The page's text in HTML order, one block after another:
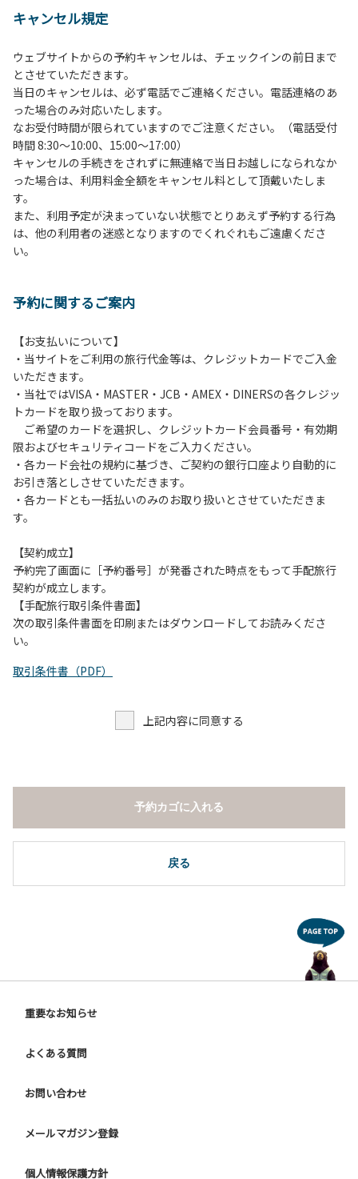
２、中学生以下だけでの利用はできません。高校生以上の方
３、テントサイト（多目的広場を含む。）の使用は、事前に
予約いただいた方のみで、連泊の方を除き、正午からです。
基本的に、テント1張りにつき1区画の予約をお願いします。
管理棟にてチェックインの手続きを行ってください。午後3
時前にお越しの方は、午後3時になりましたら管理棟にて手
続きを行ってください。午後5時過ぎにお越しの方は、翌朝
手続きを行ってください。
４、車両は、荷物の積み下ろし時以外は、駐車場にとめてく
ださい。
５、チェックアウトは、午前10時まで（日帰り使用の場合は
午後5時まで）です。チェックインの手続きを行っていない
方や使用人数が増えた場合は、必ず手続きを行ってくださ
ら午前10時までの間にゴミステーションに出してください。
は、お持ち帰りをお願いします。
【禁止事項】
カラオケ、発電機、地面での直火による焚き火、キャンプフ
ァイヤー、打ち上げ式花火、テントサウナの設置
【注意事項】
当キャンプ場のそばを流れる歴舟川は、上流で雨が降ると短
時間で増水し、川原で遊んでいると大変危険な状態になりや
すく、過去にも増水により人が流される事故が数件起きてい
（１）川原にテントやタープを張らない。
（２）雨が降ったときは川原で遊ばない。
（３）カムイコタン公園キャンプ場で雨が降らなくても、上
流で雨が降り急に増水することがあるので、水の濁りに注意
し、濁り始めたときには直ちに川原での遊びを中止する。
（４）キャンプ場の管理者や地元住民から川についての注意
キャンセル規定
ウェブサイトからの予約キャンセルは、チェックインの前日まで
とさせていただきます。
当日のキャンセルは、必ず電話でご連絡ください。電話連絡のあ
った場合のみ対応いたします。
なお受付時間が限られていますのでご注意ください。（電話受付
時間 8:30～10:00、15:00～17:00）
キャンセルの手続きをされずに無連絡で当日お越しになられなか
った場合は、利用料金全額をキャンセル料として頂戴いたしま
す。
また、利用予定が決まっていない状態でとりあえず予約する行為
は、他の利用者の迷惑となりますのでくれぐれもご遠慮くださ
い。
予約に関するご案内
【お支払いについて】
・当サイトをご利用の旅行代金等は、クレジットカードでご入金
いただきます。
・当社ではVISA・MASTER・JCB・AMEX・DINERSの各クレジッ
トカードを取り扱っております。
ご希望のカードを選択し、クレジットカード会員番号・有効期
限およびセキュリティコードをご入力ください。
・各カード会社の規約に基づき、ご契約の銀行口座より自動的に
お引き落としさせていただきます。
・各カードとも一括払いのみのお取り扱いとさせていただきま
す。
【契約成立】
予約完了画面に［予約番号］が発番された時点をもって手配旅行
契約が成立します。
【手配旅行取引条件書面】
次の取引条件書面を印刷またはダウンロードしてお読みくださ
い。
取引条件書（PDF）
上記内容に同意する
戻る
予約カゴに入れる
重要なお知らせ
よくある質問
お問い合わせ
メールマガジン登録
個人情報保護方針